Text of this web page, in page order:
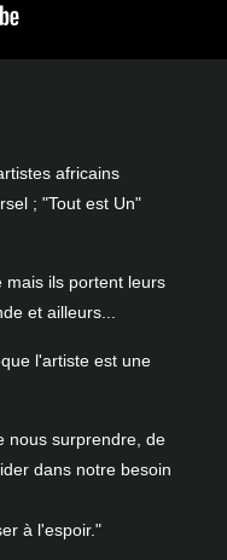
africains
; "Tout est Un"
mais ils portent leurs
et ailleurs...
l'artiste est une
nous surprendre, de
dans notre besoin
à l'espoir."